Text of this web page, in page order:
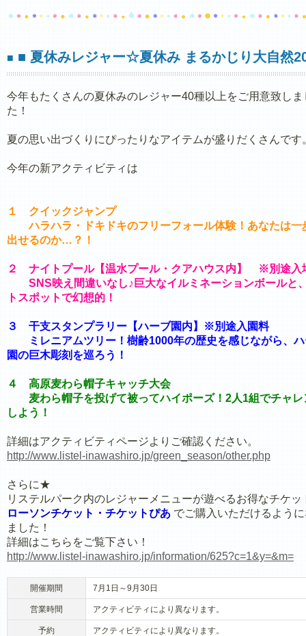
■ ■ 夏休みレジャー☆夏休み まるかじり大自然
今年もたくさんの夏休みのレジャー40種以上をご用意致しま
た！
夏の思い出づくりにぴったりなアイテムが盛りだくさんです
今年の新アクティビティは
１ クイックジャンプ
ハラハラ・ドキドキのフリーフォール体験！あなたは一
出せるのか…？！
２ ナイトプール【温水プール・クアハウス内】 ※別途入
SNS映え間違いなし♪巨大なイルミネーションボールと
トスポットで幻想的！
３ 干支スタンプラリー【ハーブ園内】※別途入園料
ミレニアムツリー！樹齢1000年の歴史を感じながら、ハ
園の巨木彫刻を巡ろう！
４ 高原麦わら帽子キャッチ大会
麦わら帽子を投げて被ってハイポーズ！2人1組でチャレ
しよう！
詳細はアクティビティページよりご確認ください。
http://www.listel-inawashiro.jp/green_season/other.php
さらに★
リステルパーク内のレジャーメニューが遊べるお得なチケッ
ローソンチケット・チケットぴあ でご購入いただけるよう
ました！
詳細はこちらをご覧下さい！
http://www.listel-inawashiro.jp/information/625?c=1&y=&m=
開催期間 7月1日～9月30日
営業時間 アクティビティにより異なります。
予約 アクティビティにより異なります。